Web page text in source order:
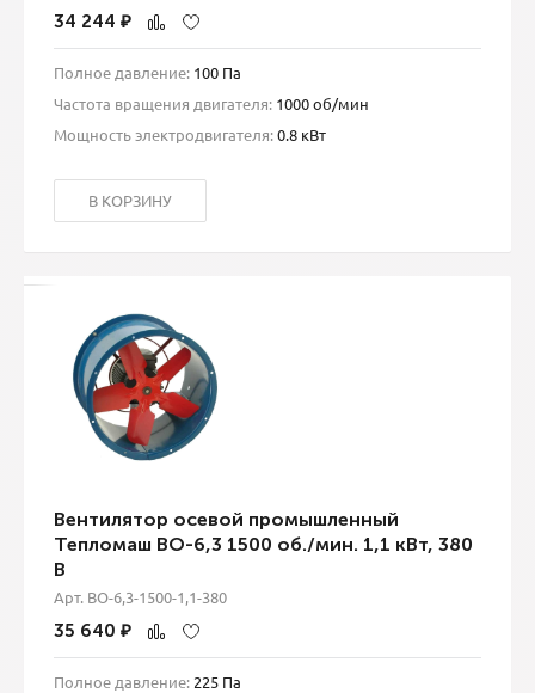
34 244 ₽
Полное давление: 100 Па
Частота вращения двигателя: 1000 об/мин
Мощность электродвигателя:0.8 кВт
В КОРЗИНУ
Вентилятор осевой промышленный
Тепломаш ВО-6,3 1500 об./мин. 1,1 кВт, 380
В
Арт. ВО-6,3-1500-1,1-380
35 640 ₽
Полное давление: 225 Па